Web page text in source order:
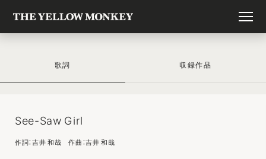
歌詞 収録作品
See-Saw Girl
作詞：吉井 和哉 作曲：吉井 和哉